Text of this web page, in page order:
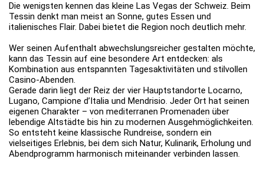
Die wenigsten kennen das kleine Las Vegas der Schweiz. Beim
Tessin denkt man meist an Sonne, gutes Essen und
italienisches Flair. Dabei bietet die Region noch deutlich mehr.
Wer seinen Aufenthalt abwechslungsreicher gestalten möchte,
kann das Tessin auf eine besondere Art entdecken: als
Kombination aus entspannten Tagesaktivitäten und stilvollen
Casino-Abenden.
Gerade darin liegt der Reiz der vier Hauptstandorte Locarno,
Lugano, Campione d’Italia und Mendrisio. Jeder Ort hat seinen
eigenen Charakter – von mediterranen Promenaden über
lebendige Altstädte bis hin zu modernen Ausgehmöglichkeiten.
So entsteht keine klassische Rundreise, sondern ein
vielseitiges Erlebnis, bei dem sich Natur, Kulinarik, Erholung und
Abendprogramm harmonisch miteinander verbinden lassen.